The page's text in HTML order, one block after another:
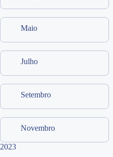
Maio
Julho
Setembro
Novembro
2023